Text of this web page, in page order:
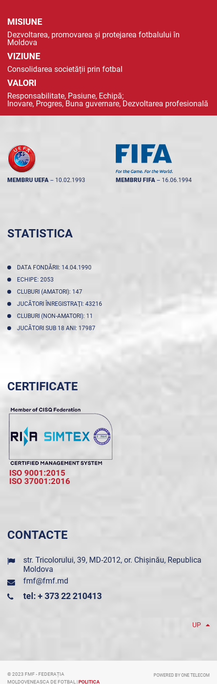
MISIUNE
Dezvoltarea, promovarea și protejarea fotbalului în
Moldova
VIZIUNE
Consolidarea societății prin fotbal
VALORI
Responsabilitate, Pasiune, Echipă;
Inovare, Progres, Buna guvernare, Dezvoltarea profesională
MEMBRU UEFA -- 10.02.1993 MEMBRU FIFA -- 16.06.1994
STATISTICA
DATA FONDĂRII: 14.04.1990
ECHIPE: 2053
CLUBURI (AMATORI): 147
JUCĂTORI ÎNREGISTRAŢI: 43216
CLUBURI (NON-AMATORI): 11
JUCĂTORI SUB 18 ANI: 17987
CERTIFICATE
ISO 9001:2015
ISO 37001:2016
CONTACTE
str. Tricolorului, 39, MD-2012, or. Chișinău, Republica
Moldova
fmf@fmf.md
tel: + 373 22 210413
UP
© 2023 FMF - FEDERAȚIA
MOLDOVENEASCA DE FOTBAL |POLITICA
POWERED BY ONE TELECOM